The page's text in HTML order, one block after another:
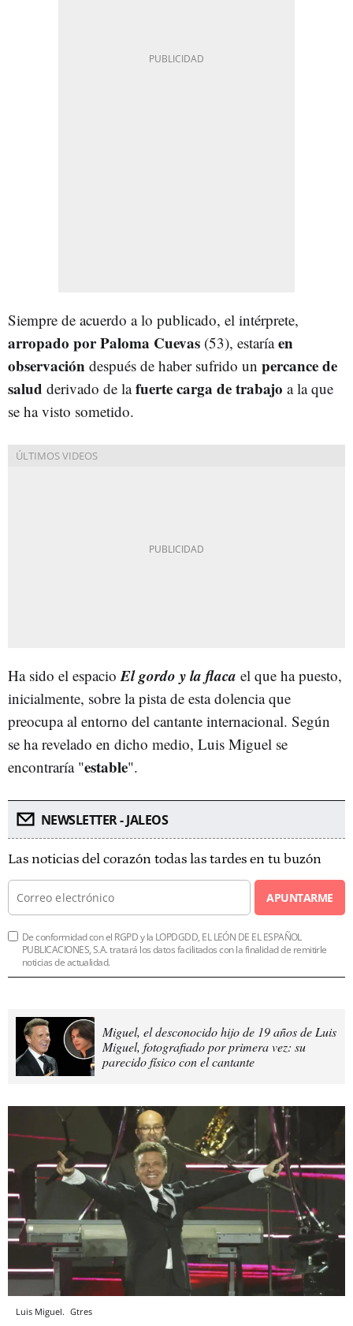
Siempre de acuerdo a lo publicado, el intérprete,
arropado por Paloma Cuevas (53), estaríaen
observación después de haber sufrido un percance de
salud derivado de lafuerte carga de trabajo a la que
se ha visto sometido.
Ha sido el espacio El gordo y la flaca el que ha puesto,
inicialmente, sobre la pista de esta dolencia que
preocupa al entorno del cantante internacional. Según
se ha revelado en dicho medio, Luis Miguel se
encontraría "estable".
NEWSLETTER - JALEOS
Las noticias del corazón todas las tardes en tu buzón
APUNTARME
De conformidad con el RGPD y la LOPDGDD, EL LEÓN DE EL ESPAÑOL
PUBLICACIONES, S.A. tratará los datos facilitados con la finalidad de remitirle
noticias de actualidad.
Miguel, el desconocido hijo de 19 años de Luis
Miguel, fotografiado por primera vez: su
parecido físico con el cantante
Luis Miguel. Gtres